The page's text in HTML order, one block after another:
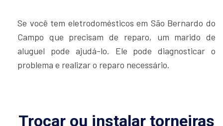
Se você tem eletrodomésticos em São Bernardo do
Campo que precisam de reparo, um marido de
aluguel pode ajudá-lo. Ele pode diagnosticar o
problema e realizar o reparo necessário.
Trocar ou instalar torneiras